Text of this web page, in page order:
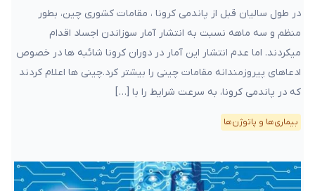
در طول سالیان قبل از پاندمی کرونا ، مقامات کشوری چین، بطور
منظم و سه ماهه نسبت به انتشار آمار سوزاندن اجساد اقدام
میکردند. اما عدم انتشار این آمار در دوران کرونا شائبه ها در خصوص
ادعاهای پیروزمندانه مقامات چینی را بیشتر کرد.چینی ها اعلام کردند
که در پاندمی کرونا، به سرعت شرایط را با […]
بیماری‌ها و پاتوژن‌ها